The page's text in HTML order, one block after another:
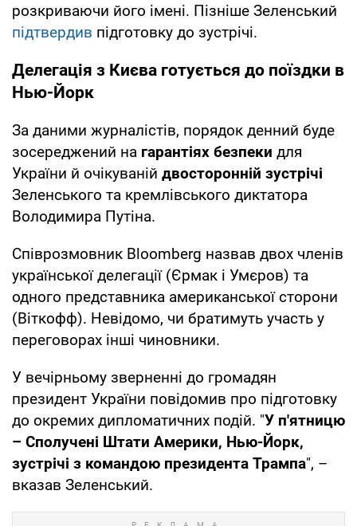
розкриваючи його імені. Пізніше Зеленський
підтвердив підготовку до зустрічі.
Делегація з Києва готується до поїздки в
Нью-Йорк
За даними журналістів, порядок денний буде
зосереджений на гарантіях безпеки для
України й очікуваній двосторонній зустрічі
Зеленського та кремлівського диктатора
Володимира Путіна.
Співрозмовник Bloomberg назвав двох членів
української делегації (Єрмак і Умєров) та
одного представника американської сторони
(Віткофф). Невідомо, чи братимуть участь у
переговорах інші чиновники.
У вечірньому зверненні до громадян
президент України повідомив про підготовку
до окремих дипломатичних подій. "У п'ятницю
– Сполучені Штати Америки, Нью-Йорк,
зустрічі з командою президента Трампа", –
вказав Зеленський.